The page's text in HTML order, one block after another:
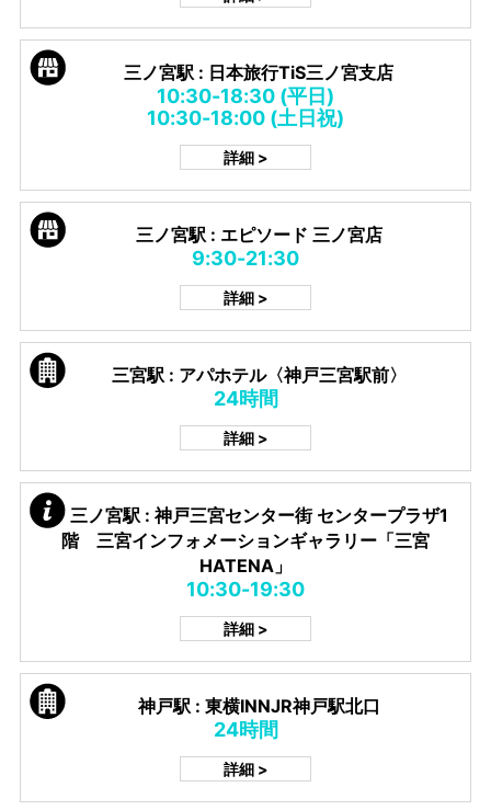
三ノ宮駅 : 日本旅行TiS三ノ宮支店
10:30-18:30 (平日)
10:30-18:00 (土日祝)
詳細 >
三ノ宮駅 : エピソード 三ノ宮店
9:30-21:30
詳細 >
三宮駅 : アパホテル〈神戸三宮駅前〉
24時間
詳細 >
三ノ宮駅 : 神戸三宮センター街 センタープラザ1
階 三宮インフォメーションギャラリー「三宮
HATENA」
10:30-19:30
詳細 >
神戸駅 : 東横INNJR神戸駅北口
24時間
詳細 >